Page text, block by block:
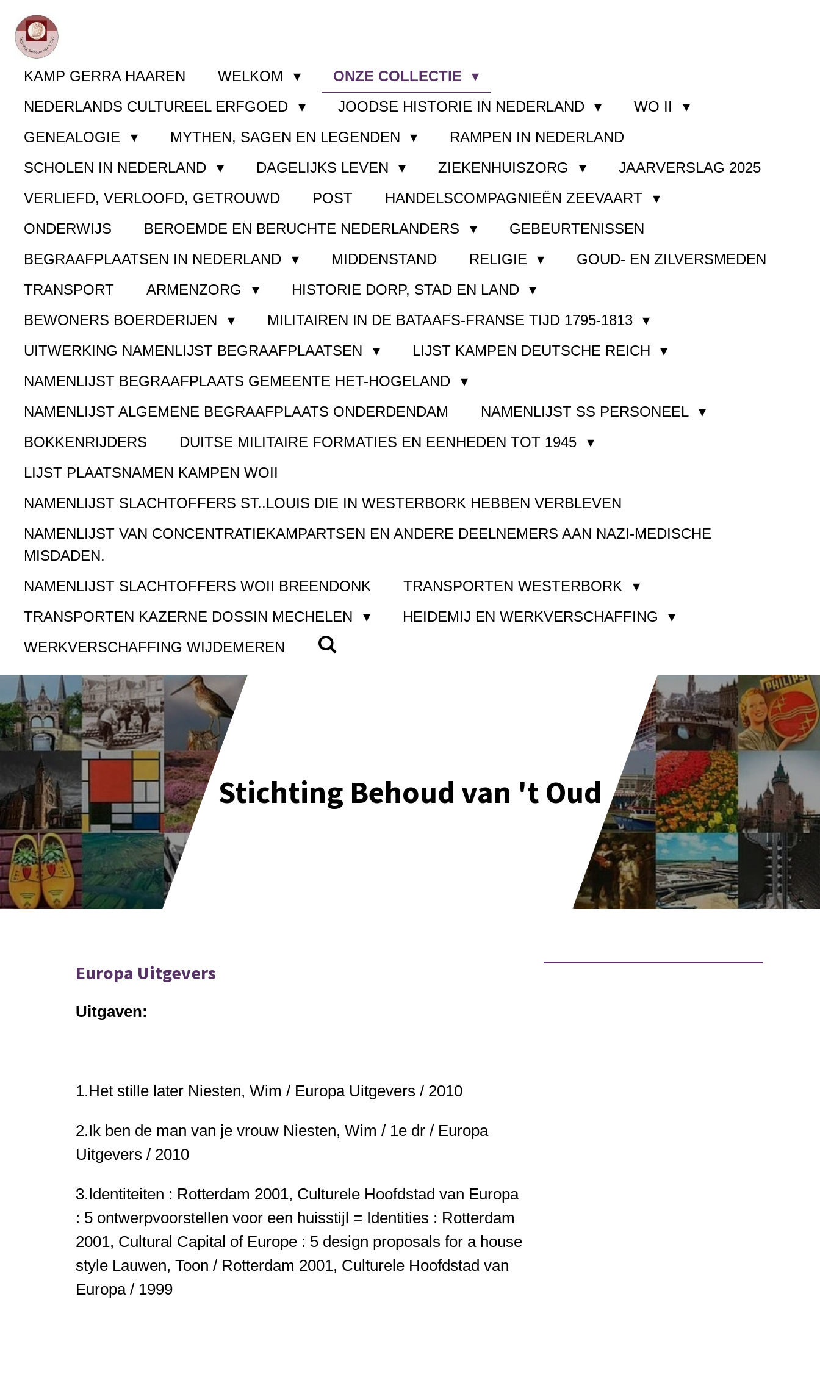
Ga
direct
naar
hoofdinhoud
KAMP GERRA HAAREN WELKOM
ONZE COLLECTIE
NEDERLANDS CULTUREEL ERFGOED
JOODSE HISTORIE IN NEDERLAND
WO II
GENEALOGIE
MYTHEN, SAGEN EN LEGENDEN
RAMPEN IN NEDERLAND
SCHOLEN IN NEDERLAND
DAGELIJKS LEVEN ZIEKENHUISZORG
JAARVERSLAG 2025
VERLIEFD, VERLOOFD, GETROUWD
POST
HANDELSCOMPAGNIEËN ZEEVAART
ONDERWIJS
BEROEMDE EN BERUCHTE NEDERLANDERS
GEBEURTENISSEN
BEGRAAFPLAATSEN IN NEDERLAND
MIDDENSTAND RELIGIE
GOUD- EN ZILVERSMEDEN
TRANSPORT
ARMENZORG
HISTORIE DORP, STAD EN LAND
BEWONERS BOERDERIJEN
MILITAIREN IN DE BATAAFS-FRANSE TIJD 1795-1813
UITWERKING NAMENLIJST BEGRAAFPLAATSEN
LIJST KAMPEN DEUTSCHE REICH
NAMENLIJST BEGRAAFPLAATS GEMEENTE HET-HOGELAND
NAMENLIJST ALGEMENE BEGRAAFPLAATS ONDERDENDAM
NAMENLIJST SS PERSONEEL
BOKKENRIJDERS
DUITSE MILITAIRE FORMATIES EN EENHEDEN TOT 1945
LIJST PLAATSNAMEN KAMPEN WOII
NAMENLIJST SLACHTOFFERS ST..LOUIS DIE IN WESTERBORK HEBBEN VERBLEVEN
NAMENLIJST VAN CONCENTRATIEKAMPARTSEN EN ANDERE DEELNEMERS AAN NAZI-MEDISCHE
MISDADEN.
NAMENLIJST SLACHTOFFERS WOII BREENDONK
TRANSPORTEN WESTERBORK
TRANSPORTEN KAZERNE DOSSIN MECHELEN
HEIDEMIJ EN WERKVERSCHAFFING
WERKVERSCHAFFING WIJDEMEREN
Stichting Behoud van 't Oud
Europa Uitgevers
Uitgaven:
1.Het stille later Niesten, Wim / Europa Uitgevers / 2010
2.Ik ben de man van je vrouw Niesten, Wim / 1e dr / Europa
Uitgevers / 2010
3.Identiteiten : Rotterdam 2001, Culturele Hoofdstad van Europa
: 5 ontwerpvoorstellen voor een huisstijl = Identities : Rotterdam
2001, Cultural Capital of Europe : 5 design proposals for a house
style Lauwen, Toon / Rotterdam 2001, Culturele Hoofdstad van
Europa / 1999